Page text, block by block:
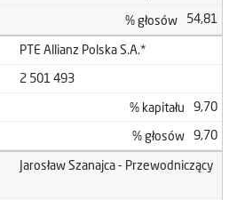
% głosów
54,81
PTE Allianz Polska S.A.*
2 501 493
% kapitału
9,70
% głosów
9,70
Jarosław Szanajca - Przewodniczący